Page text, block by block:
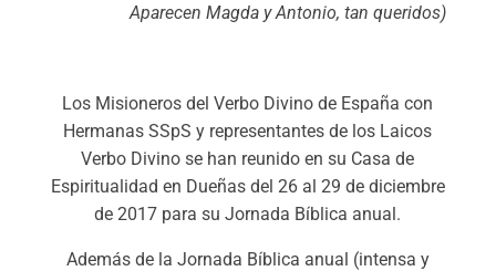
Aparecen Magda y Antonio, tan queridos)
Los Misioneros del Verbo Divino de España con
Hermanas SSpS y representantes de los Laicos
Verbo Divino se han reunido en su Casa de
Espiritualidad en Dueñas del 26 al 29 de diciembre
de 2017 para su Jornada Bíblica anual.
Además de la Jornada Bíblica anual (intensa y